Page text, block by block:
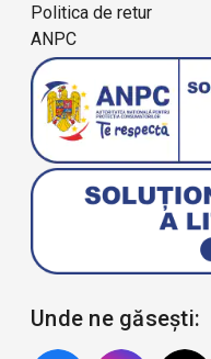
Politica de retur
ANPC
Unde ne găsești: